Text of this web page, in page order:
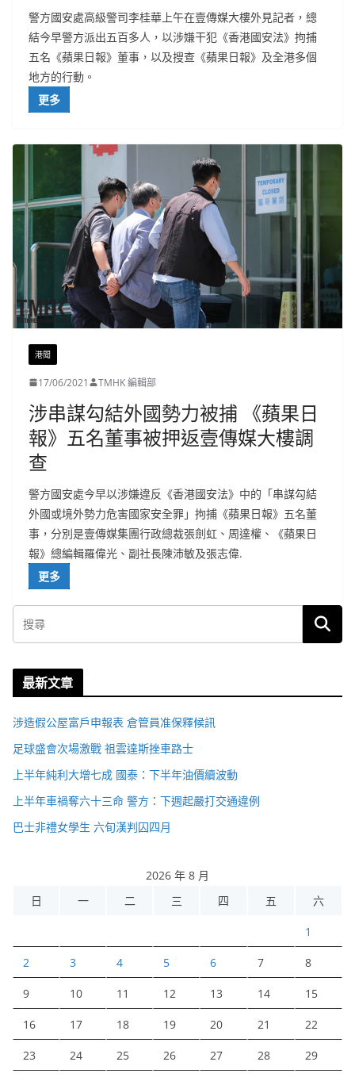
警方國安處高級警司李桂華上午在壹傳媒大樓外見記者，總
結今早警方派出五百多人，以涉嫌干犯《香港國安法》拘捕
五名《蘋果日報》董事，以及搜查《蘋果日報》及全港多個
地方的行動。
更多
港聞
17/06/2021 TMHK 編輯部
涉串謀勾結外國勢力被捕 《蘋果日
報》五名董事被押返壹傳媒大樓調
查
警方國安處今早以涉嫌違反《香港國安法》中的「串謀勾結
外國或境外勢力危害國家安全罪」拘捕《蘋果日報》五名董
事，分別是壹傳媒集團行政總裁張劍虹、周達權、《蘋果日
報》總編輯羅偉光、副社長陳沛敏及張志偉.
更多
最新文章
涉造假公屋富戶申報表 倉管員准保釋候訊
足球盛會次場激戰 祖雲達斯挫車路士
上半年純利大增七成 國泰：下半年油價續波動
上半年車禍奪六十三命 警方：下週起嚴打交通違例
巴士非禮女學生 六旬漢判囚四月
2026 年 8 月
日
一 二 三 四 五 六
1
2 3 4 5 6 7 8
9 10 11 12 13 14 15
16 17 18 19 20 21 22
23 24 25 26 27 28 29